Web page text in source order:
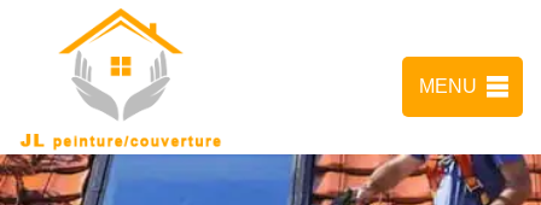
MENU